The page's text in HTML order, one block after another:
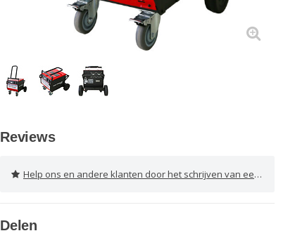
Reviews
Help ons en andere klanten door het schrijven van een review
Delen